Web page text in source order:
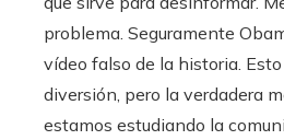
problema. Seguramente
vídeo falso de la historia.
diversión, pero la verdadera
estamos estudiando la